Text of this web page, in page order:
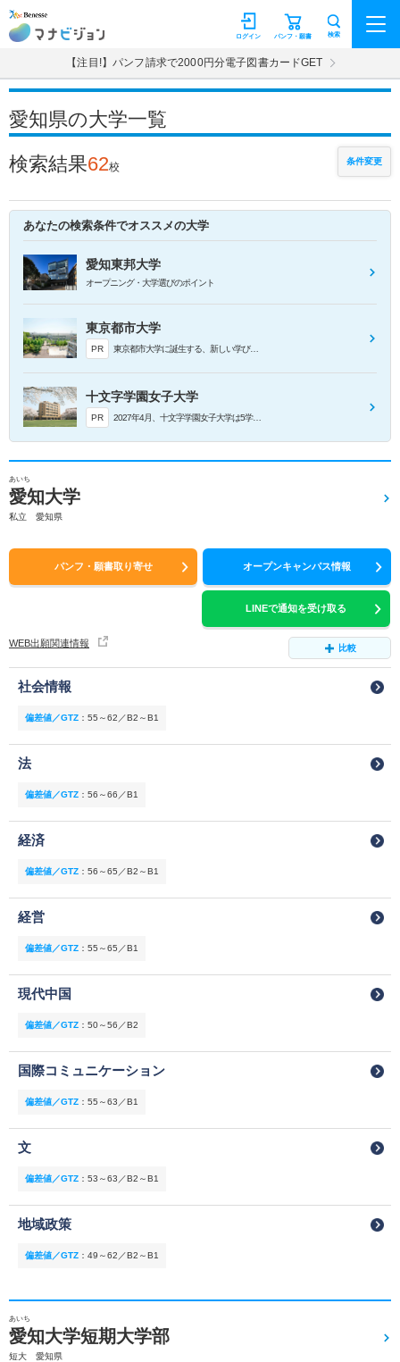
マナビジョン パンフ・願書
ログイン 検索
【注目!】パンフ請求で2000円分電子図書カードGET
愛知県の大学一覧
検索結果62校 条件変更
あなたの検索条件でオススメの大学
愛知東邦大学
オープニング・大学選びのポイント
東京都市大学
PR 東京都市大学に誕生する、新しい学びの形。創発デザイン工学環（仮称）新設
十文字学園女子大学
PR 2027年4月、十文字学園女子大学は5学部9学科の新体制へ！
あいち
愛知大学
私立 愛知県
パンフ・願書取り寄せ オープンキャンパス情報
LINEで通知を受け取る
WEB出願関連情報 比較
社会情報
偏差値／GTZ ： 55～62／B2～B1
法
偏差値／GTZ ： 56～66／B1
経済
偏差値／GTZ ： 56～65／B2～B1
経営
偏差値／GTZ ： 55～65／B1
現代中国
偏差値／GTZ ： 50～56／B2
国際コミュニケーション
偏差値／GTZ ： 55～63／B1
文
偏差値／GTZ ： 53～63／B2～B1
地域政策
偏差値／GTZ ： 49～62／B2～B1
あいち
愛知大学短期大学部
短大 愛知県